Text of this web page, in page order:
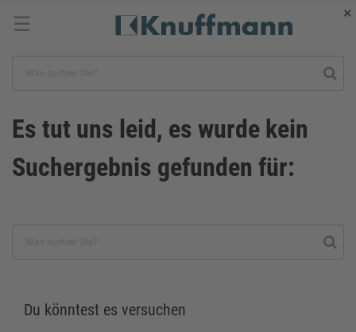
×
☰
Es tut uns leid, es wurde kein
Suchergebnis gefunden für:
Du könntest es versuchen